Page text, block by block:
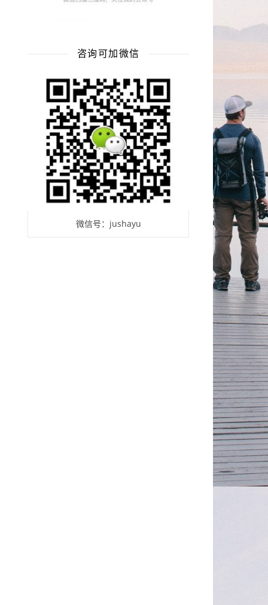
咨询可加微信
微信号：jushayu